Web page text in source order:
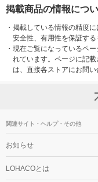
ソース
掲載商品の情報につ
・ 掲載している情報の精度に
安全性、有用性を保証する
・ 現在ご覧になっているペ
れています。ページに記
は、直接各ストアにお問い
関連サイト・ヘルプ・その他
お知らせ
LOHACOとは